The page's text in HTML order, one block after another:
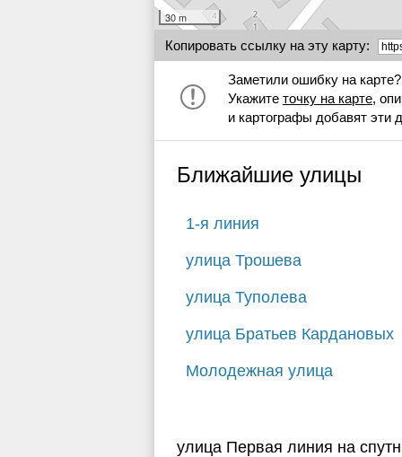
30 m
Копировать ссылку на эту карту:
Заметили ошибку на карте?
Укажите точку на карте,
и картографы добавят эти
Ближайшие улицы
1-я линия
улица Трошева
улица Туполева
улица Братьев Кардановых
Молодежная улица
улица Первая линия на